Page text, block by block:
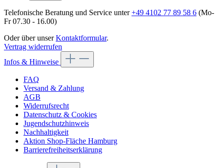
Telefonische Beratung und Service unter+49 4102 77 89 58 6 (Mo-
Fr 07.30 - 16.00)
Oder über unserKontaktformular.
Vertrag widerrufen
Infos & Hinweise
FAQ
Versand & Zahlung
AGB
Widerrufsrecht
Datenschutz & Cookies
Jugendschutzhinweis
Nachhaltigkeit
Aktion Shop-Fläche Hamburg
Barrierefreiheitserklärung